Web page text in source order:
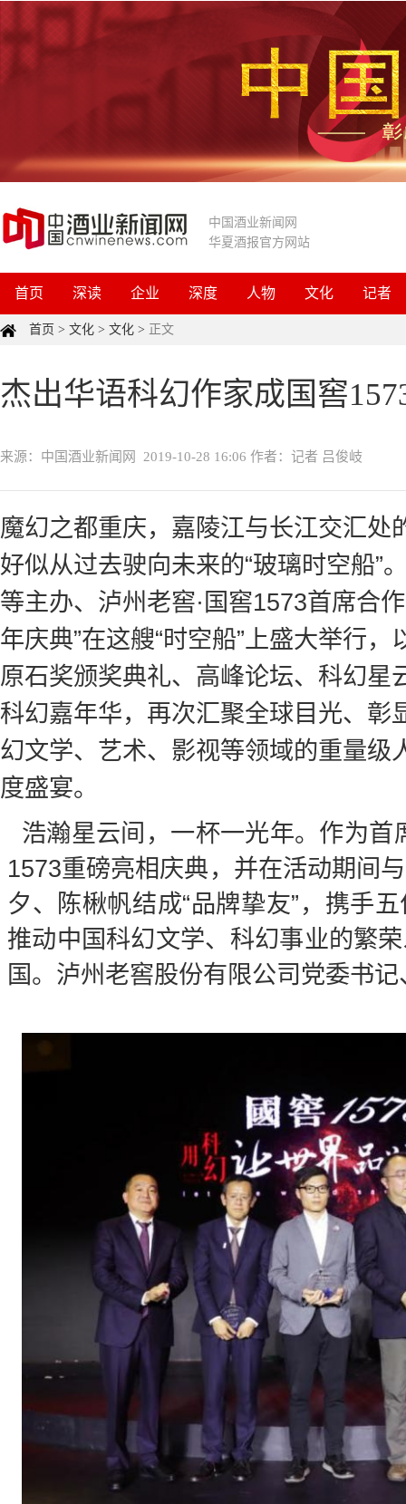
中国酒业新闻网
华夏酒报官方网站
首页 深读 企业 深度 人物 文化 记者
首页 > 文化 > 文化 > 正文
杰出华语科幻作家成国窖
来源：中国酒业新闻网 2019-10-28 16:06 作者：记者 吕俊岐
魔幻之都重庆，嘉陵江与长江交汇处
好似从过去驶向未来的“玻璃时空船”
等主办、泸州老窖·国窖1573首席合
年庆典”在这艘“时空船”上盛大举行
原石奖颁奖典礼、高峰论坛、科幻星
科幻嘉年华，再次汇聚全球目光、彰
幻文学、艺术、影视等领域的重量级
度盛宴。
浩瀚星云间，一杯一光年。作为首
1573重磅亮相庆典，并在活动期间
夕、陈楸帆结成“品牌挚友”，携手
推动中国科幻文学、科幻事业的繁
国。泸州老窖股份有限公司党委书